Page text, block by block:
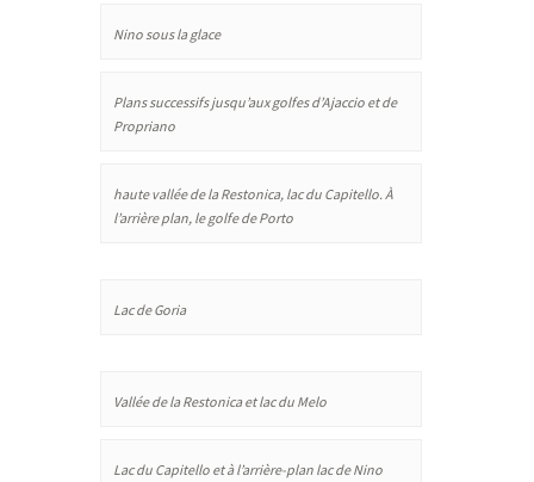
Nino sous la glace
Plans successifs jusqu’aux golfes d’Ajaccio et de
Propriano
haute vallée de la Restonica, lac du Capitello. À
l’arrière plan, le golfe de Porto
Lac de Goria
Vallée de la Restonica et lac du Melo
Lac du Capitello et à l’arrière-plan lac de Nino